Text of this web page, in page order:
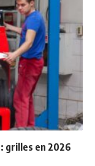
grilles en 2026